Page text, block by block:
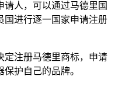
请人，可以通过马德里国
国进行逐一国家申请注册
注册马德里商标，申请
护自己的品牌。